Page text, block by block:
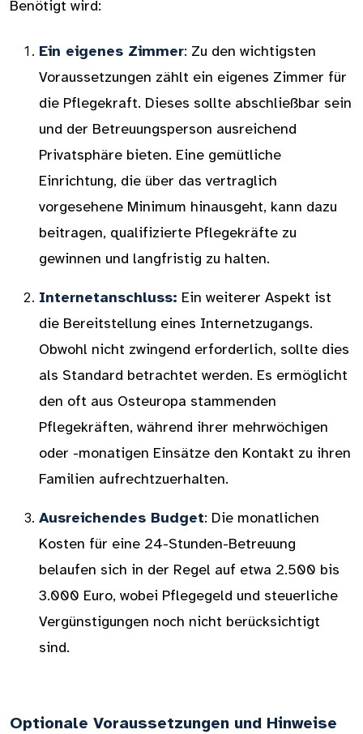
Benötigt wird:
Ein eigenes Zimmer: Zu den wichtigsten
Voraussetzungen zählt ein eigenes Zimmer für
die Pflegekraft. Dieses sollte abschließbar sein
und der Betreuungsperson ausreichend
Privatsphäre bieten. Eine gemütliche
Einrichtung, die über das vertraglich
vorgesehene Minimum hinausgeht, kann dazu
beitragen, qualifizierte Pflegekräfte zu
gewinnen und langfristig zu halten.
Internetanschluss: Ein weiterer Aspekt ist
die Bereitstellung eines Internetzugangs.
Obwohl nicht zwingend erforderlich, sollte dies
als Standard betrachtet werden. Es ermöglicht
den oft aus Osteuropa stammenden
Pflegekräften, während ihrer mehrwöchigen
oder -monatigen Einsätze den Kontakt zu ihren
Familien aufrechtzuerhalten.
Ausreichendes Budget: Die monatlichen
Kosten für eine 24-Stunden-Betreuung
belaufen sich in der Regel auf etwa 2.500 bis
3.000 Euro, wobei Pflegegeld und steuerliche
Vergünstigungen noch nicht berücksichtigt
sind.
Optionale Voraussetzungen und Hinweise